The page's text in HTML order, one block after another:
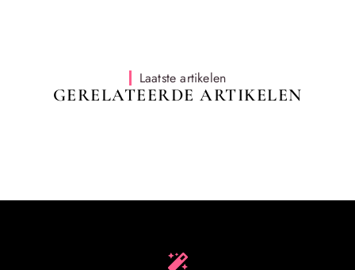
Laatste artikelen
GERELATEERDE ARTIKELEN